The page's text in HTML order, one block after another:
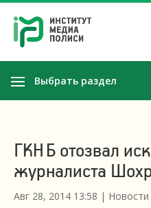
Выбрать раздел
ГКНБ отозвал
журналиста
Авг 28, 2014 13:58 | Новости